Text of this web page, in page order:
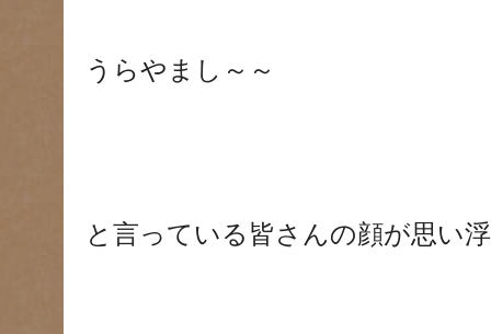
うらやまし～～
と言っている皆さんの顔が思い